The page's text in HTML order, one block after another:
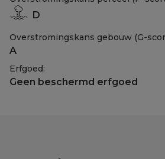
D
Overstromingskans gebouw (G-
A
Erfgoed:
Geen beschermd erfgoed